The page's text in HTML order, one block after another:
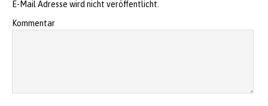
E-Mail Adresse wird nicht veröffentlicht.
Kommentar